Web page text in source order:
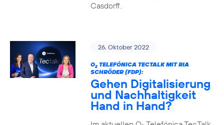
Casdorff.
26. Oktober 2022
O2TELEFÓNICA TECTALK MIT RIA
SCHRÖDER (FDP):
Gehen Digitalisierung
und Nachhaltigkeit
Hand in Hand?